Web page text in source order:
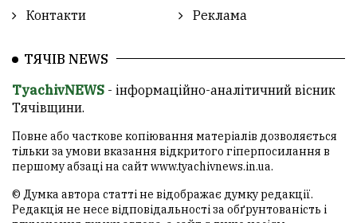
Контакти
Реклама
ТЯЧІВ NEWS
TyachivNEWS - інформаційно-аналітичний вісник
Тячівщини.
Повне або часткове копіювання матеріалів дозволяється
тільки за умови вказання відкритого гіперпосилання в
першому абзаці на сайт www.tyachivnews.in.ua.
© Думка автора статті не відображає думку редакції.
Редакція не несе відповідальності за обґрунтованість і